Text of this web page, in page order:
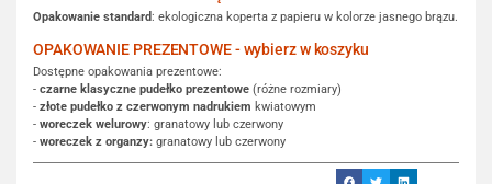
Opakowanie standard: ekologiczna koperta z papieru w kolorze jasnego brązu.
OPAKOWANIE PREZENTOWE - wybierz w koszyku
Dostępne opakowania prezentowe:
- czarne klasyczne pudełko prezentowe (różne rozmiary)
- złote pudełko z czerwonym nadrukiem kwiatowym
- woreczek welurowy: granatowy lub czerwony
- woreczek z organzy: granatowy lub czerwony